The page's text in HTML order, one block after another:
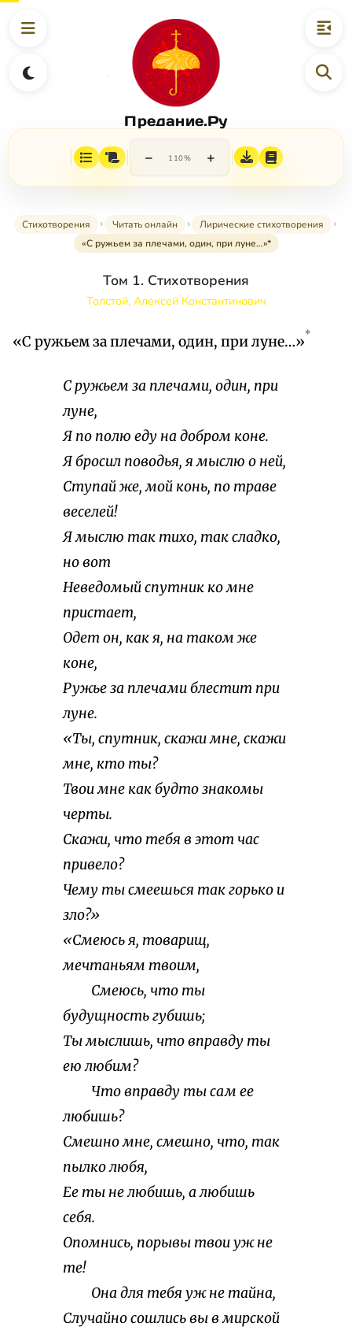
Предание.Ру
− 110% +
Стихотворения Читать онлайн
Лирические стихотворения
«С ружьем за плечами, один, при луне…»*
Том 1. Стихотворения
Толстой, Алексей Константинович
«С ружьем за плечами, один, при луне…»*
С ружьем за плечами, один, при
луне,
Я по полю еду на добром коне.
Я бросил поводья, я мыслю о ней,
Ступай же, мой конь, по траве
веселей!
Я мыслю так тихо, так сладко,
но вот
Неведомый спутник ко мне
пристает,
Одет он, как я, на таком же
коне,
Ружье за плечами блестит при
луне.
«Ты, спутник, скажи мне, скажи
мне, кто ты?
Твои мне как будто знакомы
черты.
Скажи, что тебя в этот час
привело?
Чему ты смеешься так горько и
зло?»
«Смеюсь я, товарищ,
мечтаньям твоим,
Смеюсь, что ты
будущность губишь;
Ты мыслишь, что вправду ты
ею любим?
Что вправду ты сам ее
любишь?
Смешно мне, смешно, что, так
пылко любя,
Ее ты не любишь, а любишь
себя.
Опомнись, порывы твои уж не
те!
Она для тебя уж не тайна,
Случайно сошлись вы в мирской